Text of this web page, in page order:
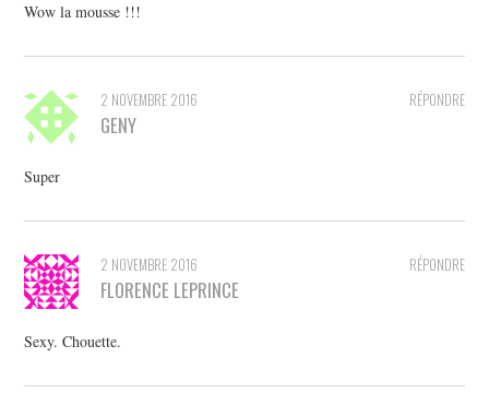
Wow la mousse !!!
RÉPONDRE
2 NOVEMBRE 2016
GENY
Super
RÉPONDRE
2 NOVEMBRE 2016
FLORENCE LEPRINCE
Sexy. Chouette.